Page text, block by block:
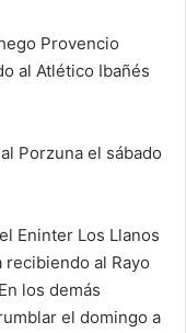
Provencio
al Atlético Ibañés
Porzuna el sábado
Eninter Los Llanos
al Rayo
los demás
el domingo a